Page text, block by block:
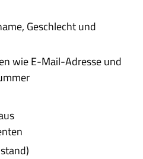
Geschlecht und
wie E-Mail-Adresse und